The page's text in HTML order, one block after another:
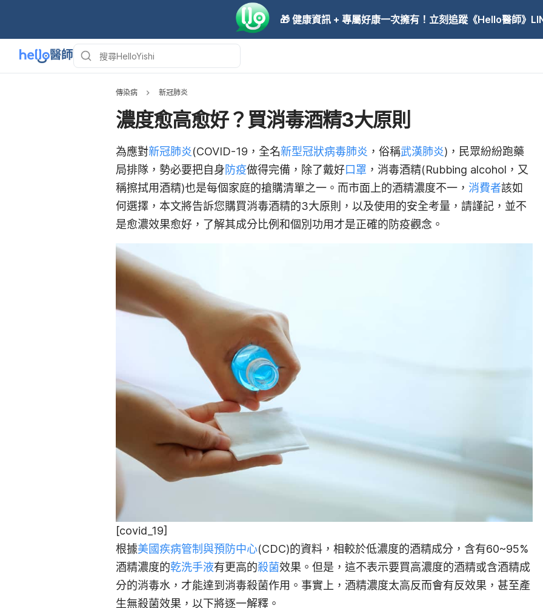
🎁 健康資訊 + 專屬好康一次擁有！立刻追蹤《Hello醫師》
傳染病 新冠肺炎
濃度愈高愈好？買消毒酒精3大原則
為應對新冠肺炎(COVID-19，全名新型冠狀病毒肺炎 ，俗稱武漢肺炎)，民眾紛紛跑藥
局排隊，勢必要把自身防疫做得完備，除了戴好口罩 ，消毒酒精(Rubbing alcohol，又
稱擦拭用酒精)也是每個家庭的搶購清單之一。而市面上的酒精濃度不一， 消費者該如
何選擇，本文將告訴您購買消毒酒精的3大原則，以及使用的安全考量，請謹記，並不
是愈濃效果愈好，了解其成分比例和個別功用才是正確的防疫觀念。
[covid_19]
根據美國疾病管制與預防中心(CDC)的資料，相較於低濃度的酒精成分，含有60~95%
酒精濃度的乾洗手液有更高的殺菌效果。但是，這不表示要買高濃度的酒精或含酒精成
分的消毒水，才能達到消毒殺菌作用。事實上，酒精濃度太高反而會有反效果，甚至產
生無殺菌效果，以下將逐一解釋。